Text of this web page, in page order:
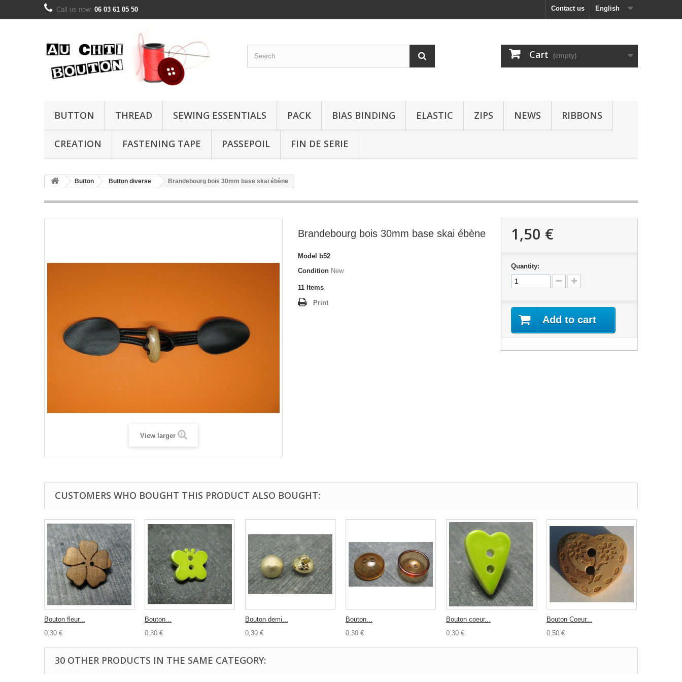
English
Contact us
Call us now: 06 03 61 05 50
Cart (empty)
BUTTON THREAD SEWING ESSENTIALS PACK BIAS BINDING ELASTIC ZIPS NEWS RIBBONS
CREATION FASTENING TAPE PASSEPOIL FIN DE SERIE
Button Button diverse Brandebourg bois 30mm base skai ébène
View larger
Brandebourg bois 30mm base skai ébène
Model
b52
Condition New
11 Items
Print
1,50 €
Quantity:
Add to cart
CUSTOMERS WHO BOUGHT THIS PRODUCT ALSO BOUGHT:
Bouton fleur...
0,30 €
Bouton...
0,30 €
Bouton demi...
0,30 €
Bouton...
0,30 €
Bouton coeur...
0,30 €
Bouton Coeur...
0,50 €
30 OTHER PRODUCTS IN THE SAME CATEGORY: